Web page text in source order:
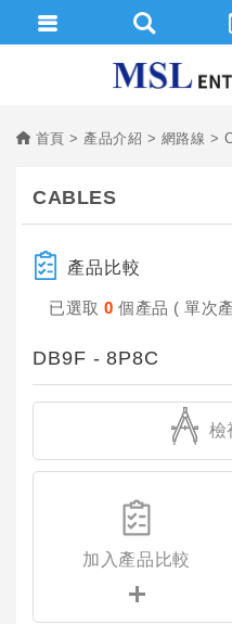
首頁 產品介紹 網路線
CABLES
產品比較
已選取 0個產品 ( 單次
DB9F - 8P8C
檢
加入產品比較